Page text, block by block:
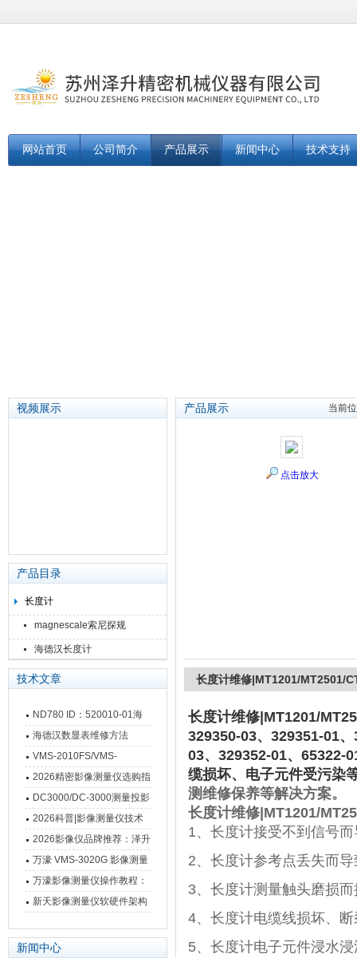
网站首页 公司简介 产品展示 新闻中心 技术支持
视频展示
产品目录
长度计
magnescale索尼探规
海德汉长度计
技术文章
ND780 ID：520010-01海
德汉数显表故障维修内容
海德汉数显表维修方法
VMS-2010FS/VMS-
3020FS/VMS-4030FS手动
影像测量仪技术参数
2026精密影像测量仪选购指
南 靠谱品牌一站式选型推荐
DC3000/DC-3000测量投影
仪万濠数据处理器数显表故
障维修方法
2026科普|影像测量仪技术
原理、分类及选型应用
2026影像仪品牌推荐：泽升
影像测量仪选型指南
万濠 VMS-3020G 影像测量
仪技术规格与应用解析
万濠影像测量仪操作教程：
从开机到出报告，新手也能
新天影像测量仪软硬件架构
新闻中心
产品展示 当前
点击放大
长度计维修|MT1201/MT2501/
长度计维修|MT1201/
329350-03、329351-01
03、329352-01、65322-
缆损坏、电子元件受污染
测维修保养等解决方案。
长度计维修|MT1201/
1、长度计接受不到信号
2、长度计参考点丢失而
3、长度计测量触头磨损
4、长度计电缆线损坏、
5、长度计电子元件浸水